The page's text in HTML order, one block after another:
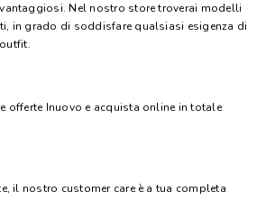
Nel nostro store troverai modelli
in grado di soddisfare qualsiasi esigenza di
offerte Inuovo e acquista online in totale
il nostro customer care è a tua completa